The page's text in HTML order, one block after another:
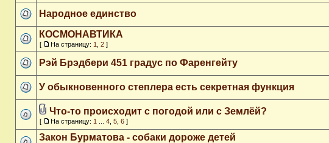
Народное единство
КОСМОНАВТИКА
[ На страницу: 1 2 ]
Рэй Брэдбери 451 градус по Фаренгейту
У обыкновенного степлера есть секретная функция
Что-то происходит с погодой или с Землёй?
[ На страницу: 1 4 5 6 ]
Закон Бурматова - собаки дороже детей